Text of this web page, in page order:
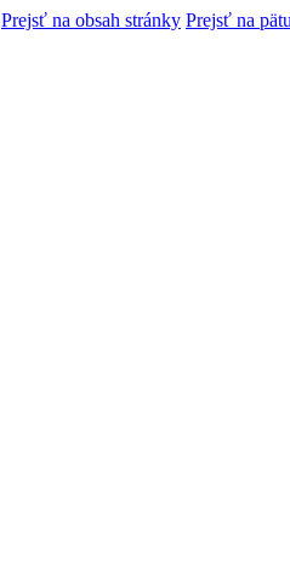
Prejsť na obsah stránky Prejsť na